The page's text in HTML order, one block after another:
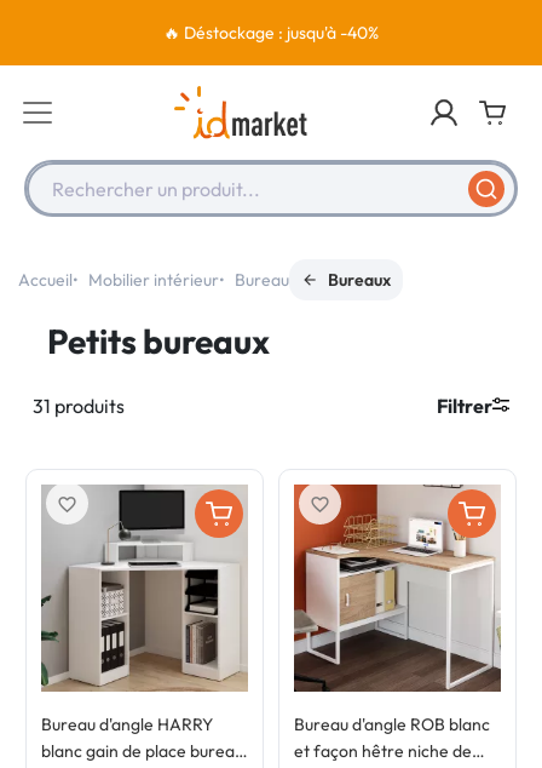
🔥 Déstockage : jusqu'à -40%
Rechercher un produit...
Accueil Mobilier intérieur Bureau Bureaux
Petits bureaux
31 produits Filtrer
Bureau d'angle HARRY
blanc gain de place bureau
favorite_border
Bureau d'angle ROB blanc
et façon hêtre niche de
favorite_border